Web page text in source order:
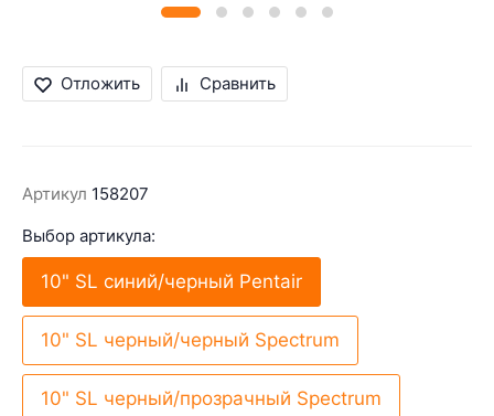
Отложить Сравнить
Артикул 158207
Выбор артикула:
10" SL синий/черный Pentair
10" SL черный/черный Spectrum
10" SL черный/прозрачный Spectrum